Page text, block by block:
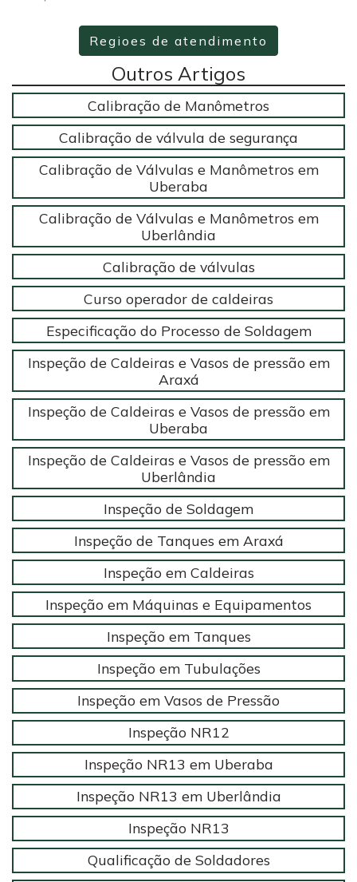
Regioes de atendimento
Outros Artigos
Calibração de Manômetros
Calibração de válvula de segurança
Calibração de Válvulas e Manômetros em
Uberaba
Calibração de Válvulas e Manômetros em
Uberlândia
Calibração de válvulas
Curso operador de caldeiras
Especificação do Processo de Soldagem
Inspeção de Caldeiras e Vasos de pressão em
Araxá
Inspeção de Caldeiras e Vasos de pressão em
Uberaba
Inspeção de Caldeiras e Vasos de pressão em
Uberlândia
Inspeção de Soldagem
Inspeção de Tanques em Araxá
Inspeção em Caldeiras
Inspeção em Máquinas e Equipamentos
Inspeção em Tanques
Inspeção em Tubulações
Inspeção em Vasos de Pressão
Inspeção NR12
Inspeção NR13 em Uberaba
Inspeção NR13 em Uberlândia
Inspeção NR13
Qualificação de Soldadores